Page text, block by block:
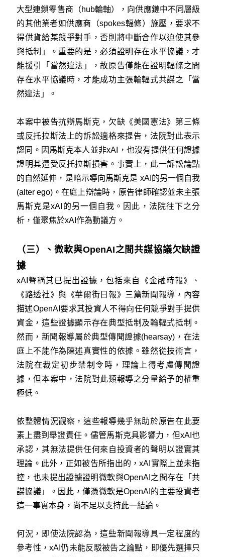
大型連鎖零售商（hub輪軸），向供應鏈中不同層級
的其他業者如供應商（spokes輻條）施壓，要求不
得供貨給某競爭對手，否則將中斷合作以迫使其參
與抵制」。重要的是，必須證明存在水平協議，才
能援引「當然違法」，故原告僅能在證明輻條之間
存在水平協議時，才能成功主張輪輻式共謀之「當
然違法」。
本案中被告抗辯馬斯克，欠缺《美國憲法》第三條
或反托拉斯法上的訴訟適格來提告，法院對此表示
認同。因馬斯克本人並非xAI，也沒有提供任何證據
證明其遭受反托拉斯損害。事實上，此一訴訟論點
的自然延伸，是暗示導向馬斯克是 xAI的另一個自我
(alter ego)。在庭上辯論時，原告律師確認並未主張
馬斯克是xAI的另一個自我。因此，法院往下之分
析，僅聚焦於xAI作為動議方。
（三）、微軟與OpenAI之間共謀協議欠缺證
據
xAI聲稱其已提出證據，包括來自《金融時報》、
《路透社》與《華爾街日報》三篇新聞報導，內容
描述OpenAI要求其投資人不得向任何競爭對手提供
資金，這些證據顯示存在典型抵制及輪輻式抵制。
然而，新聞報導屬於典型傳聞證據(hearsay)，在法
庭上不能作為陳述真實性的依據。雖然從技術言，
法院在裁定初步禁制令時，理論上得考慮傳聞證
據，但本案中，法院對此類報導之分量給予的權重
極低。
依整體情況觀察，這些報導幾乎無助於原告在此要
素上盡到舉證責任。儘管馬斯克具影響力，但xAI也
承認，其無法提供任何來自投資者的聲明以證實其
理論。此外，正如被告所指出的，xAI實際上並未指
控，也未提出證據證明微軟與OpenAI之間存在「共
謀協議」。因此，僅憑微軟是OpenAI的主要投資者
這一事實本身，尚不足以支持此一結論。
何況，即使法院認為，這些新聞報導具一定程度的
參考性，xAI仍未能反駁被告之論點，即優先選擇只